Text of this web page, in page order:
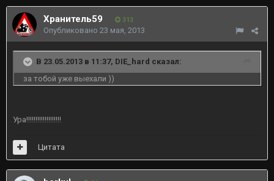
Хранитель59 313
Опубликовано 23 мая, 2013
В 23.05.2013 в 11:37, DIE_hard сказал:
за тобой уже выехали ))
Ура!!!!!!!!!!!!!!!!!!!
Цитата